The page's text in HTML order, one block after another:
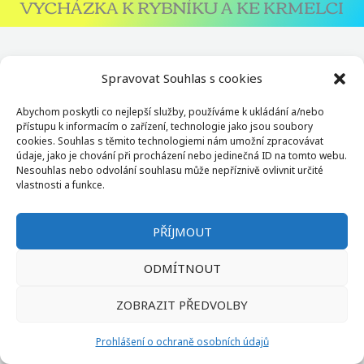
Spravovat Souhlas s cookies
Abychom poskytli co nejlepší služby, používáme k ukládání a/nebo
přístupu k informacím o zařízení, technologie jako jsou soubory
cookies. Souhlas s těmito technologiemi nám umožní zpracovávat
údaje, jako je chování při procházení nebo jedinečná ID na tomto webu.
Nesouhlas nebo odvolání souhlasu může nepříznivě ovlivnit určité
vlastnosti a funkce.
PŘÍJMOUT
ODMÍTNOUT
ZOBRAZIT PŘEDVOLBY
Prohlášení o ochraně osobních údajů
VYCHÁZKA K RYBNÍKU A KE KRMELCI
Tel: +420 465 483 126
Mob: +420 777 030 501
Copyright © 2026 - www.zsmszalsi.cz
Web vytvořil